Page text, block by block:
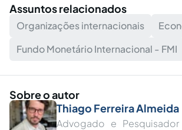
Assuntos relacionados
Organizações internacionais
Fundo Monetário Internacional - FMI
Sobre o autor
Thiago Ferreira Almeida
Advogado e